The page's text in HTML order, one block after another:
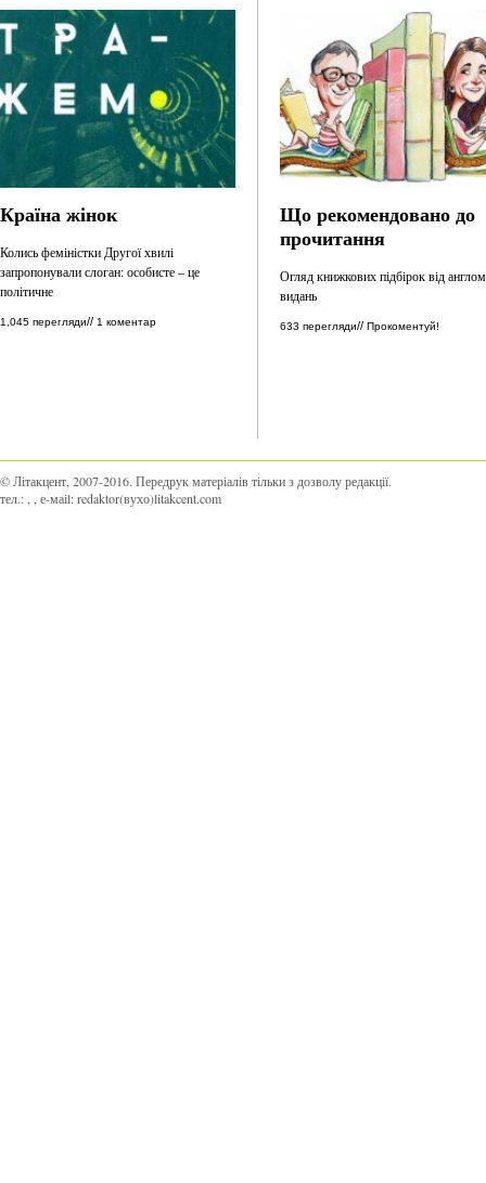
Країна жінок
Колись феміністки Другої хвилі
запропонували слоган: особисте – це
політичне
1,045 перегляди// 1 коментар
Що рекомендовано до
прочитання
Огляд книжкових підбірок від
видань
633 перегляди// Прокоментуй!
© Літакцент, 2007-2016. Передрук матеріалів тільки з дозволу редакції.
тел.:
, е-маіl:redaktor(вухо)litakcent.com